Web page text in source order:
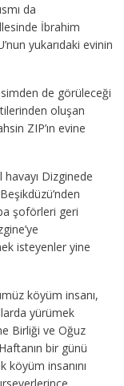
da
İbrahim
yukarıdaki evinin
de görüleceği
oluşan
ZIP’ın evine
Dizginede
şoförleri geri
isteyenler yine
köyüm insanı,
yürümek
Birliği ve Oğuz
bir günü
insanını